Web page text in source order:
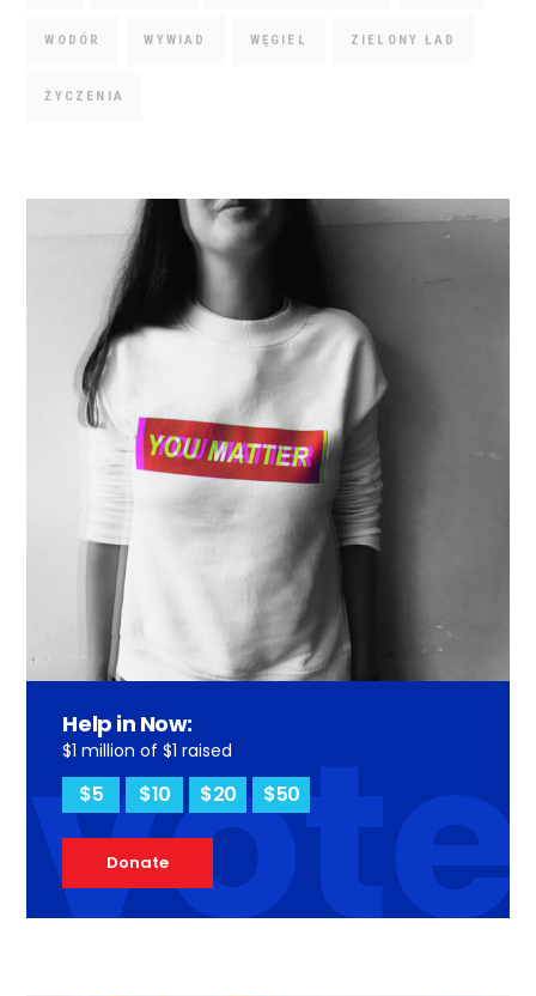
WODÓR WYWIAD WĘGIEL ZIELONY ŁAD
ŻYCZENIA
vote
Help in Now:
$1 million of $1 raised
$5 $10 $20 $50
Donate